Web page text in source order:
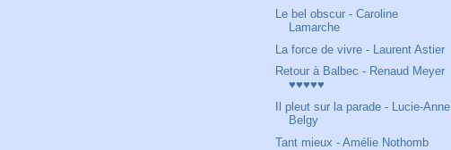
Le bel obscur - Caroline
Lamarche
La force de vivre - Laurent Astier
Retour à Balbec - Renaud Meyer
♥♥♥♥♥
Il pleut sur la parade - Lucie-Anne
Belgy
Tant mieux - Amélie Nothomb